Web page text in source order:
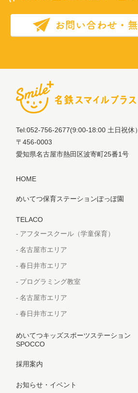
Tel:052-756-2677(9:00-18:00 土日祝休）
〒456-0003
愛知県名古屋市熱田区波寄町25番1号
HOME
めいてつ保育ステーションぽっぽ園
TELACO
アフタースクール（学童保育）
名古屋市エリア
春日井市エリア
プログラミング教室
名古屋市エリア
春日井市エリア
めいてつキッズスポーツステーション
SPOCCO
採用案内
お知らせ・イベント